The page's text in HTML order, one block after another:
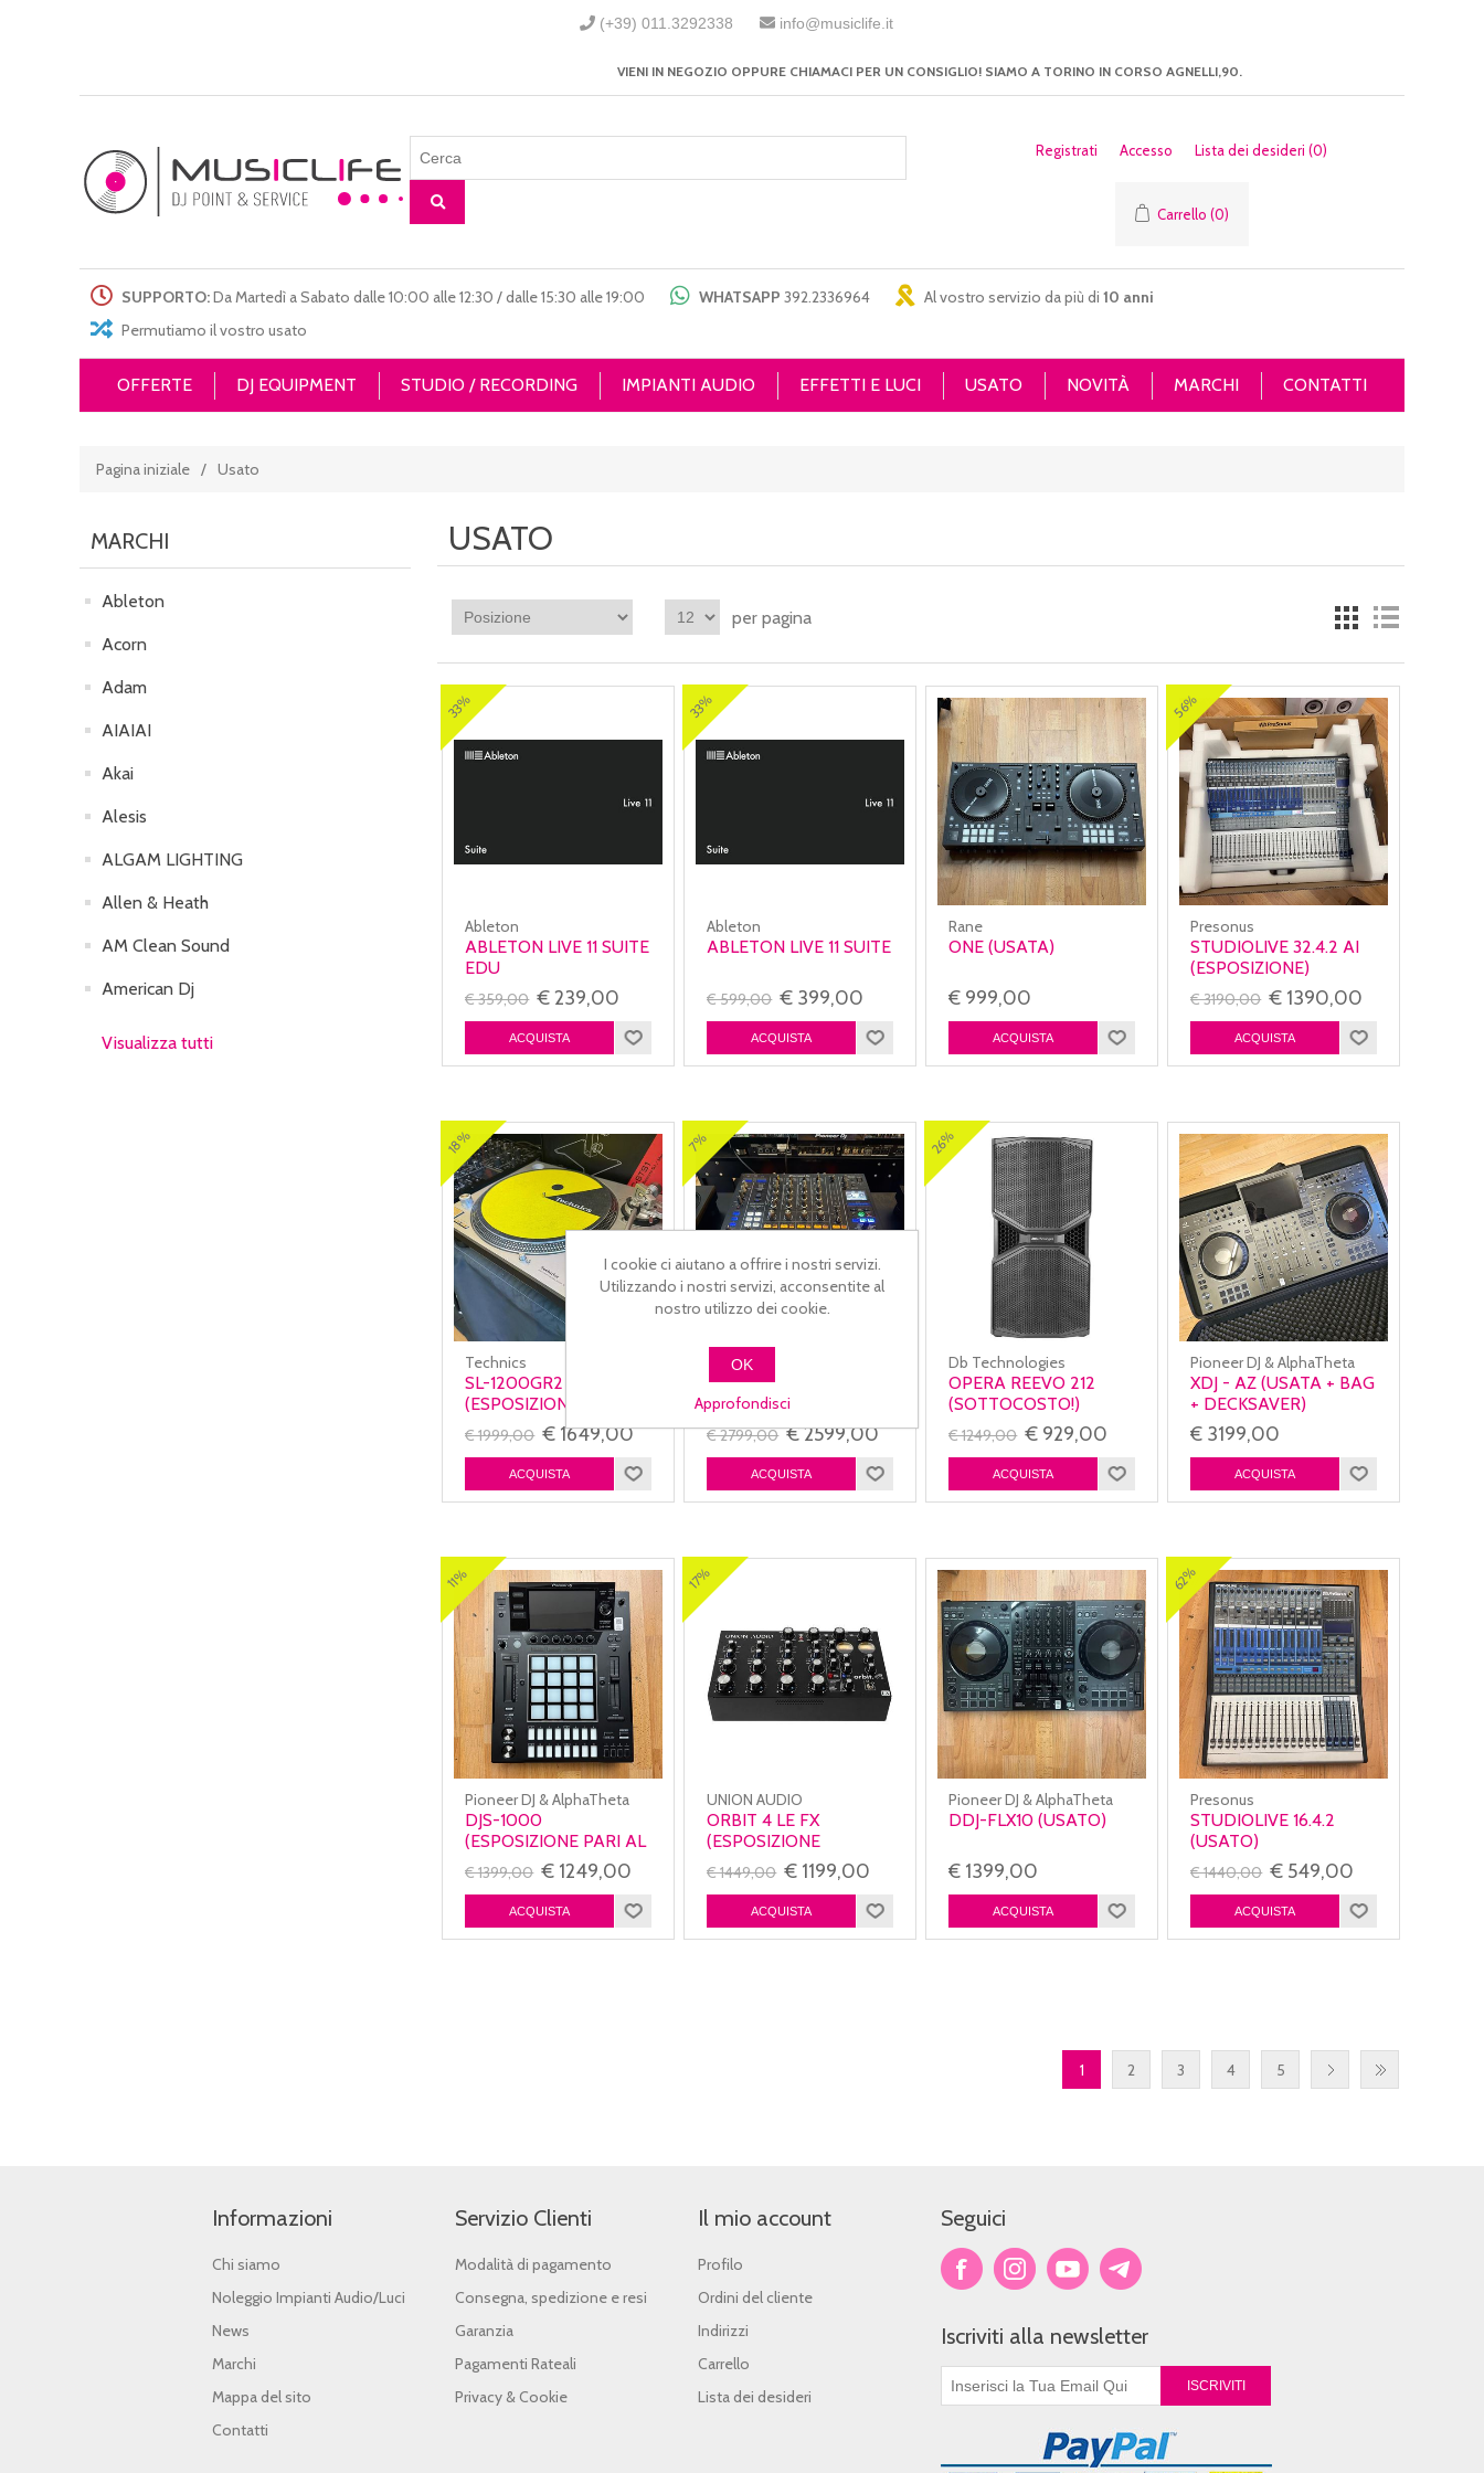
(+39) 011.3292338 info@musiclife.it
VIENI IN NEGOZIO OPPURE CHIAMACI PER UN CONSIGLIO! SIAMO A TORINO IN CORSO AGNELLI,90.
Registrati Accesso Lista dei desideri (0)
Carrello (0)
SUPPORTO:Da Martedì a Sabato dalle 10:00 alle 12:30 / dalle 15:30 alle 19:00 WHATSAPP 392.2336964 Al vostro servizio da più di 10 anni
Permutiamo il vostro usato
OFFERTE DJ EQUIPMENT STUDIO / RECORDING IMPIANTI AUDIO EFFETTI E LUCI USATO NOVITÀ MARCHI CONTATTI
Pagina iniziale / Usato
USATO
per pagina
33%
Ableton
ABLETON LIVE 11 SUITE
EDU
€ 359,00 € 239,00
33%
Ableton
ABLETON LIVE 11 SUITE
€ 599,00 € 399,00
Rane
ONE (USATA)
€ 999,00
56%
Presonus
STUDIOLIVE 32.4.2 AI
(ESPOSIZIONE)
€ 3190,00 € 1390,00
18%
Technics
SL-1200GR2 SILVER
(ESPOSIZIONE)
€ 1999,00 € 1649,00
7%
Pioneer DJ & AlphaTheta
DJM A9 (ESPOSIZIONE)
€ 2799,00 € 2599,00
26%
Db Technologies
OPERA REEVO 212
(SOTTOCOSTO!)
€ 1249,00 € 929,00
Pioneer DJ & AlphaTheta
XDJ - AZ (USATA + BAG
+ DECKSAVER)
€ 3199,00
11%
Pioneer DJ & AlphaTheta
DJS-1000
(ESPOSIZIONE PARI AL
€ 1399,00 € 1249,00
17%
UNION AUDIO
ORBIT 4 LE FX
(ESPOSIZIONE
NEGOZIO)
€ 1449,00 € 1199,00
Pioneer DJ & AlphaTheta
DDJ-FLX10 (USATO)
€ 1399,00
62%
Presonus
STUDIOLIVE 16.4.2
(USATO)
€ 1440,00 € 549,00
1 2 3 4 5
MARCHI
Ableton
Acorn
Adam
AIAIAI
Akai
Alesis
ALGAM LIGHTING
Allen & Heath
AM Clean Sound
American Dj
Visualizza tutti
Informazioni
Chi siamo
Noleggio Impianti Audio/Luci
News
Marchi
Mappa del sito
Contatti
Servizio Clienti
Modalità di pagamento
Consegna, spedizione e resi
Garanzia
Pagamenti Rateali
Privacy & Cookie
Il mio account
Profilo
Ordini del cliente
Indirizzi
Carrello
Lista dei desideri
Seguici
Iscriviti alla newsletter
I cookie ci aiutano a offrire i nostri servizi.
Utilizzando i nostri servizi, acconsentite al
nostro utilizzo dei cookie.
OK
Approfondisci